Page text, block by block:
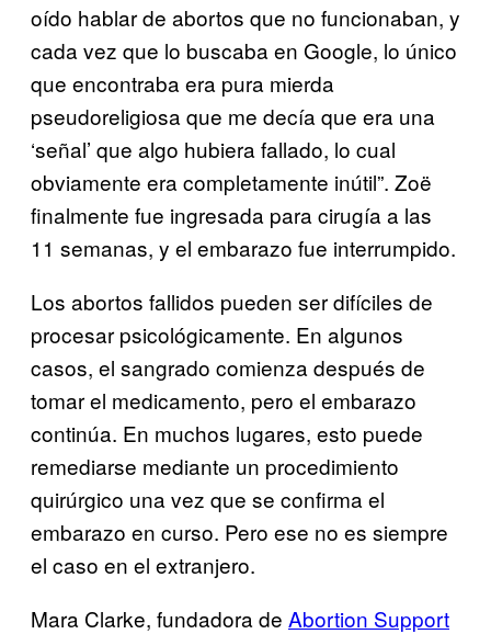
oído hablar de abortos que no funcionaban, y
cada vez que lo buscaba en Google, lo único
que encontraba era pura mierda
pseudoreligiosa que me decía que era una
‘señal’ que algo hubiera fallado, lo cual
obviamente era completamente inútil”. Zoë
finalmente fue ingresada para cirugía a las
11 semanas, y el embarazo fue interrumpido.
Los abortos fallidos pueden ser difíciles de
procesar psicológicamente. En algunos
casos, el sangrado comienza después de
tomar el medicamento, pero el embarazo
continúa. En muchos lugares, esto puede
remediarse mediante un procedimiento
quirúrgico una vez que se confirma el
embarazo en curso. Pero ese no es siempre
el caso en el extranjero.
Mara Clarke, fundadora de Abortion Support